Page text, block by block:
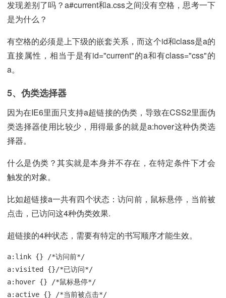
发现差别了吗？a#current和a.css之间没有空格，思考一下
是为什么？
有空格的必须是上下级的嵌套关系，而这个id和class是a的
直接属性，相当于是有id="current"的a和有class="css"的
a。
5、伪类选择器
因为在IE6里面只支持a超链接的伪类，导致在CSS2里面伪
类选择器使用比较少，用得最多的就是a:hover这种伪类选
择器。
什么是伪类？其实就是本身并不存在，在特定条件下才会
触发的对象。
比如超链接a一共有四个状态：访问前，鼠标悬停，当前被
点击，已访问这4种伪类效果.
超链接的4种状态，需要有特定的书写顺序才能生效。
a:link {} /*访问前*/
a:visited {}/*已访问*/
a:hover {} /*鼠标悬停*/
a:active {} /*当前被点击*/